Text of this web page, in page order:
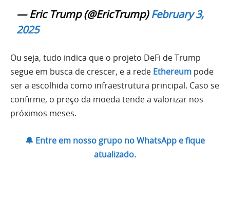
— Eric Trump (@EricTrump)February 3,
2025
Ou seja, tudo indica que o projeto DeFi de Trump
segue em busca de crescer, e a rede Ethereum pode
ser a escolhida como infraestrutura principal. Caso se
confirme, o preço da moeda tende a valorizar nos
próximos meses.
🔔 Entre em nosso grupo no WhatsApp e fique
atualizado.